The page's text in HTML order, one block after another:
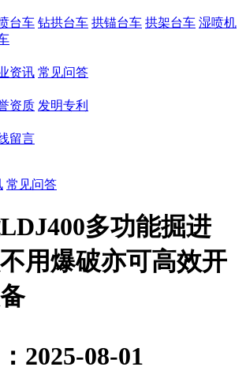
台车 钻拱台车 拱锚台车 拱架台车 湿喷机
资讯 常见问答
资质 发明专利
留言
常见问答
多功能掘进
用爆破亦可高效开
2025-08-01